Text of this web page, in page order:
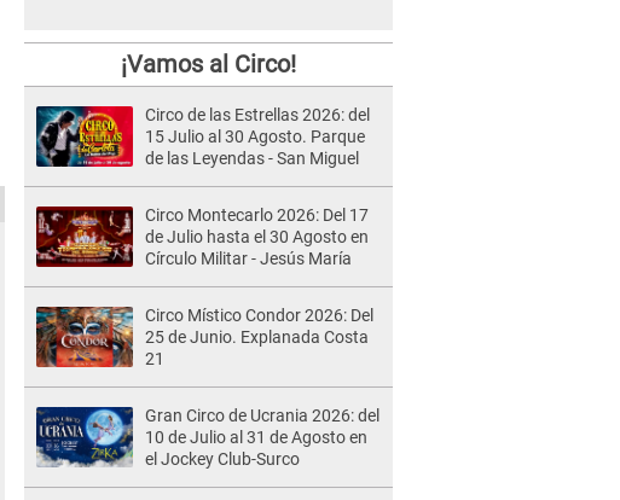
¡Vamos al Circo!
Circo de las Estrellas 2026: del
15 Julio al 30 Agosto. Parque
de las Leyendas - San Miguel
Circo Montecarlo 2026: Del 17
de Julio hasta el 30 Agosto en
Círculo Militar - Jesús María
Circo Místico Condor 2026: Del
25 de Junio. Explanada Costa
21
Gran Circo de Ucrania 2026: del
10 de Julio al 31 de Agosto en
el Jockey Club-Surco